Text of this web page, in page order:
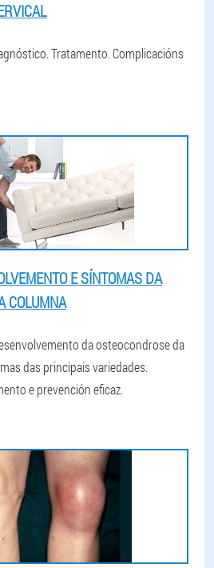
Tratamento. Complicacións
E SÍNTOMAS DA
COLUMNA
da osteocondrose da
das principais variedades.
e prevención eficaz.